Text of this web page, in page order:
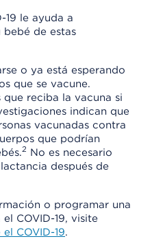
19 le ayuda a
de estas
o ya está esperando
que se vacune.
reciba la vacuna si
indican que
vacunadas contra
que podrían
2 No es necesario
después de
o programar una
COVID-19, visite
COVID-19.